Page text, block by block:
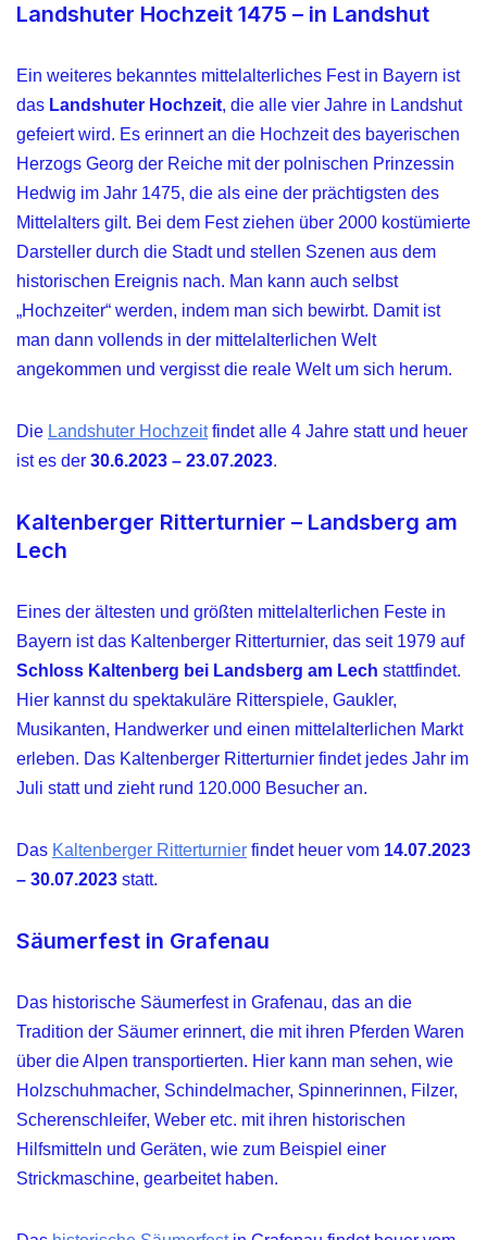
Landshuter Hochzeit 1475 – in Landshut
Ein weiteres bekanntes mittelalterliches Fest in Bayern ist
das Landshuter Hochzeit, die alle vier Jahre in Landshut
gefeiert wird. Es erinnert an die Hochzeit des bayerischen
Herzogs Georg der Reiche mit der polnischen Prinzessin
Hedwig im Jahr 1475, die als eine der prächtigsten des
Mittelalters gilt. Bei dem Fest ziehen über 2000 kostümierte
Darsteller durch die Stadt und stellen Szenen aus dem
historischen Ereignis nach. Man kann auch selbst
„Hochzeiter“ werden, indem man sich bewirbt. Damit ist
man dann vollends in der mittelalterlichen Welt
angekommen und vergisst die reale Welt um sich herum.
Die Landshuter Hochzeitfindet alle 4 Jahre statt und heuer
ist es der 30.6.2023 – 23.07.2023.
Kaltenberger Ritterturnier – Landsberg am
Lech
Eines der ältesten und größten mittelalterlichen Feste in
Bayern ist das Kaltenberger Ritterturnier, das seit 1979 auf
Schloss Kaltenberg bei Landsberg am Lech stattfindet.
Hier kannst du spektakuläre Ritterspiele, Gaukler,
Musikanten, Handwerker und einen mittelalterlichen Markt
erleben. Das Kaltenberger Ritterturnier findet jedes Jahr im
Juli statt und zieht rund 120.000 Besucher an.
Das Kaltenberger Ritterturnier findet heuer vom 14.07.2023
– 30.07.2023 statt.
Säumerfest in Grafenau
Das historische Säumerfest in Grafenau, das an die
Tradition der Säumer erinnert, die mit ihren Pferden Waren
über die Alpen transportierten. Hier kann man sehen, wie
Holzschuhmacher, Schindelmacher, Spinnerinnen, Filzer,
Scherenschleifer, Weber etc. mit ihren historischen
Hilfsmitteln und Geräten, wie zum Beispiel einer
Strickmaschine, gearbeitet haben.